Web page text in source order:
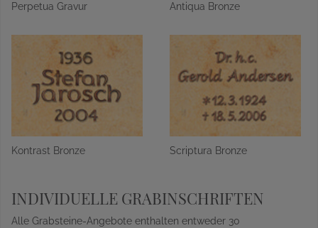
Perpetua Gravur Antiqua Bronze
Kontrast Bronze Scriptura Bronze
INDIVIDUELLE GRABINSCHRIFTEN
Alle Grabsteine-Angebote enthalten entweder 30